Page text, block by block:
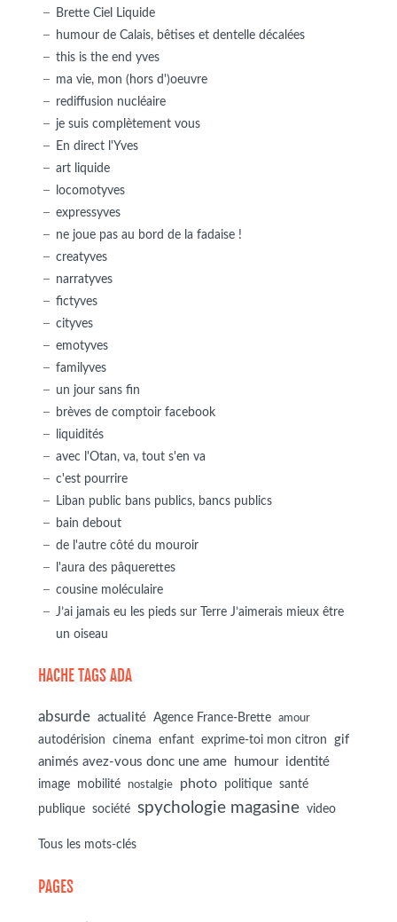
Brette Ciel Liquide
humour de Calais, bêtises et dentelle décalées
this is the end yves
ma vie, mon (hors d')oeuvre
rediffusion nucléaire
je suis complètement vous
En direct l'Yves
art liquide
locomotyves
expressyves
ne joue pas au bord de la fadaise !
creatyves
narratyves
fictyves
cityves
emotyves
familyves
un jour sans fin
brèves de comptoir facebook
liquidités
avec l'Otan, va, tout s'en va
c'est pourrire
Liban public bans publics, bancs publics
bain debout
de l'autre côté du mouroir
l'aura des pâquerettes
cousine moléculaire
J’ai jamais eu les pieds sur Terre J’aimerais mieux être
un oiseau
HACHE TAGS ADA
absurde actualité Agence France-Brette amour
autodérision cinema enfant exprime-toi mon citron
gif
animés avez-vous donc une ame
humour identité
image mobilité nostalgie photo politique
santé
publique
société spychologie magasine video
Tous les mots-clés
PAGES